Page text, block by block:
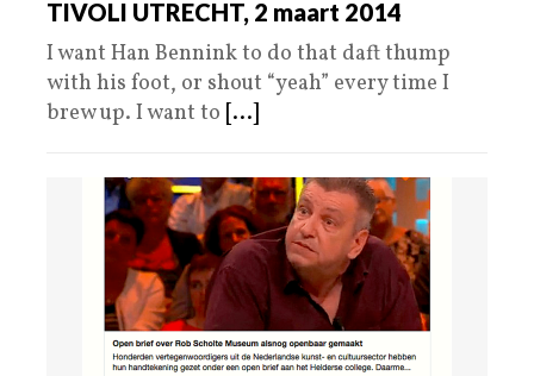
TIVOLI UTRECHT, 2 maart 2014
I want Han Bennink to do that daft thump
with his foot, or shout “yeah” every time I
brew up. I want to [...]